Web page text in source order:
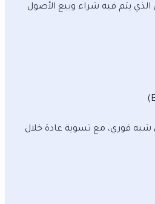
يتم فيه شراء وبيع الأصول
فوري، مع تسوية عادة خلال